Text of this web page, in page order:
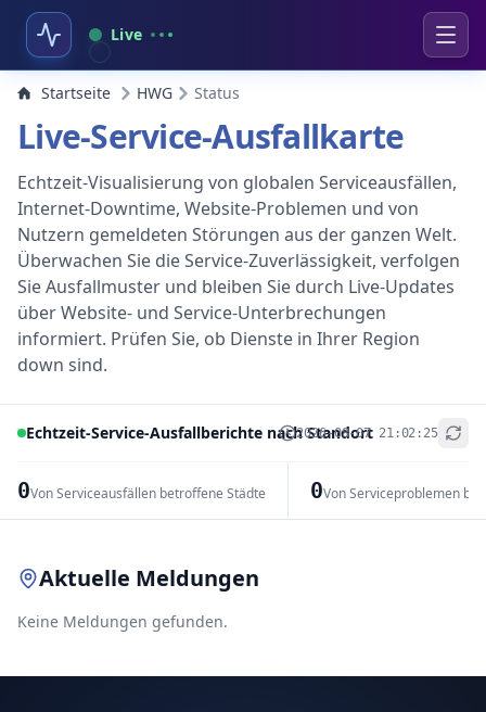
Live
Startseite HWG Status
Live-Service-Ausfallkarte
Echtzeit-Visualisierung von globalen Serviceausfällen,
Internet-Downtime, Website-Problemen und von
Nutzern gemeldeten Störungen aus der ganzen Welt.
Überwachen Sie die Service-Zuverlässigkeit, verfolgen
Sie Ausfallmuster und bleiben Sie durch Live-Updates
über Website- und Service-Unterbrechungen
informiert. Prüfen Sie, ob Dienste in Ihrer Region
down sind.
Echtzeit-Service-Ausfallberichte nach Standort
2026-08-07 21:02:25
0Von Serviceausfällen betroffene Städte 0Von Serviceproblemen
+
Aktuelle Meldungen
Keine Meldungen gefunden.